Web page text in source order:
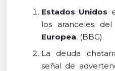
Estados Unidos
los aranceles
Europea. (BBG)
La deuda
señal de